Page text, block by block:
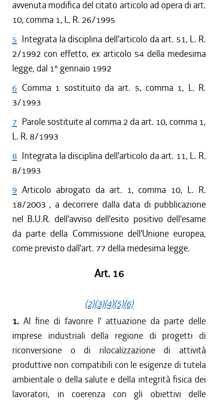
avvenuta modifica del citato articolo ad opera di art.
10, comma 1, L. R. 26/1995
5 Integrata la disciplina dell'articolo da art. 51, L. R.
2/1992 con effetto, ex articolo 54 della medesima
legge, dal 1° gennaio 1992
6 Comma 1 sostituito da art. 5, comma 1, L. R.
3/1993
7 Parole sostituite al comma 2 da art. 10, comma 1,
L. R. 8/1993
8 Integrata la disciplina dell'articolo da art. 11, L. R.
8/1993
9 Articolo abrogato da art. 1, comma 10, L. R.
18/2003 , a decorrere dalla data di pubblicazione
nel B.U.R. dell'avviso dell'esito positivo dell'esame
da parte della Commissione dell'Unione europea,
come previsto dall'art. 77 della medesima legge.
Art. 16
(2)(3)(4)(5)(6)
1. Al fine di favorire l' attuazione da parte delle
imprese industriali della regione di progetti di
riconversione o di rilocalizzazione di attività
produttive non compatibili con le esigenze di tutela
ambientale o della salute e della integrità fisica dei
lavoratori, in coerenza con gli obiettivi delle